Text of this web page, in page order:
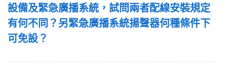
設備及緊急廣播系統，試問兩者配線安裝規定
有何不同？另緊急廣播系統揚聲器何種條件下
可免設？